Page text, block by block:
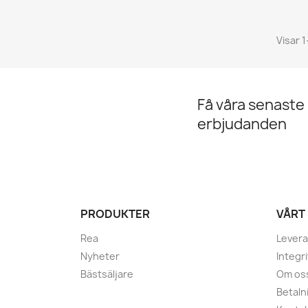
Visar
Få våra
erbjudanden
PRODUKTER
Rea
Nyheter
Bästsäljare
Om